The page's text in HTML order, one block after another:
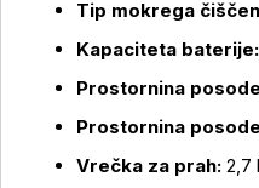
Tip mokrega
Kapaciteta baterije:
Prostornina
Prostornina
Vrečka za prah: 2,7